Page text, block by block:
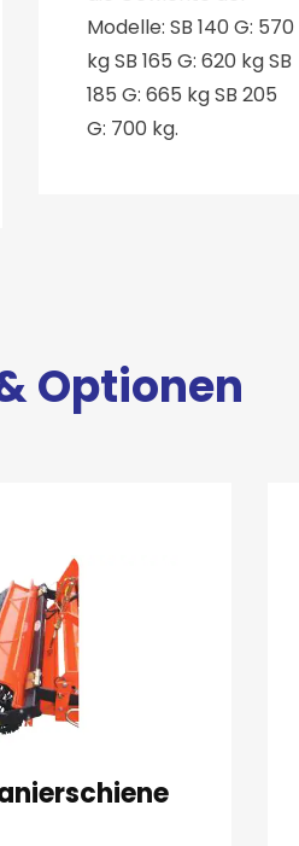
Modelle: SB 140 G: 570
kg SB 165 G: 620 kg SB
185 G: 665 kg SB 205
G: 700 kg.
Optionen